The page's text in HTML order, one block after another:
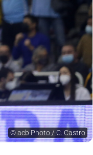
©acb Photo / C. Castro